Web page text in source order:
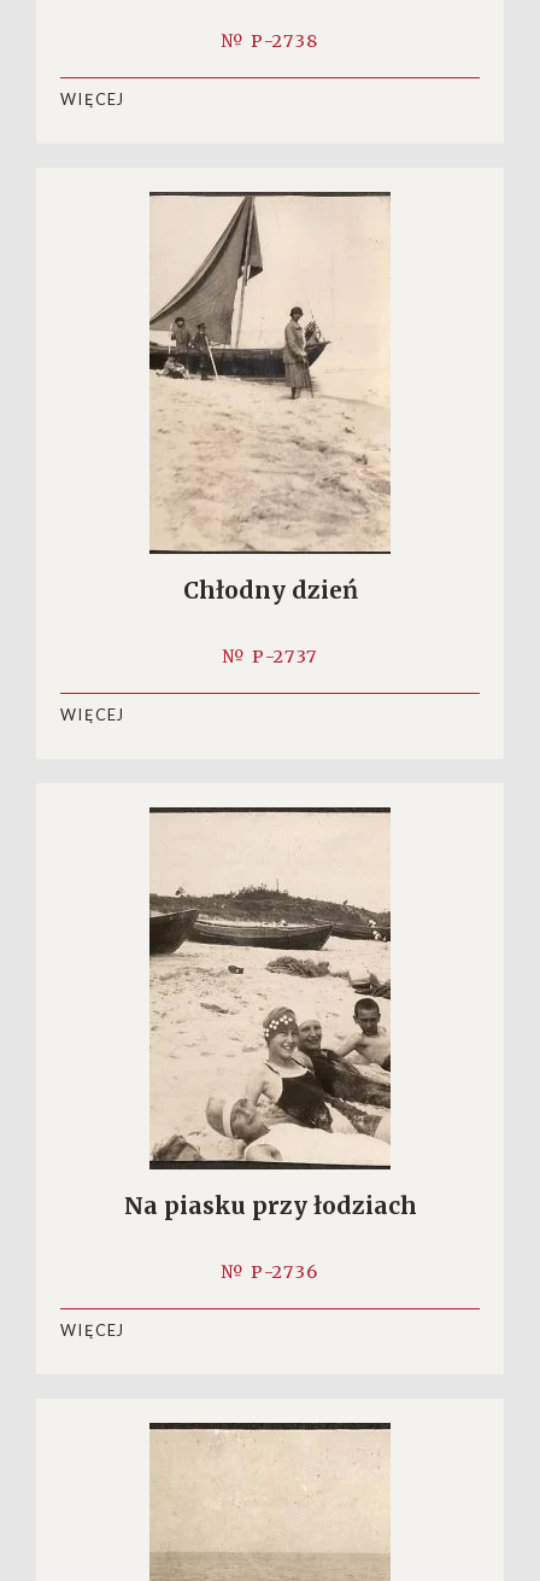
№ P-2738
WIĘCEJ
Chłodny dzień
№ P-2737
WIĘCEJ
Na piasku przy łodziach
№ P-2736
WIĘCEJ